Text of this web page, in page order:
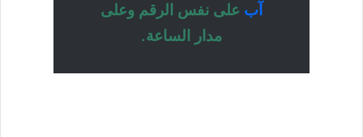
آب على نفس الرقم وعلى
مدار الساعة.